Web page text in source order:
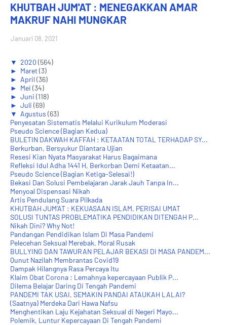
KHUTBAH JUM'AT : MENEGAKKAN AMAR
MAKRUF NAHI MUNGKAR
Januari 08, 2021
▼ 2020 (564)
► Maret(3)
► April(36)
► Mei (34)
► Juni (118)
► Juli (69)
▼ Agustus (63)
Penyesatan Sistematis Melalui Kurikulum Moderasi
Pseudo Science (Bagian Kedua)
BULETIN DAKWAH KAFFAH : KETAATAN TOTAL TERHADAP SY...
Berkurban, Bersyukur Diantara Ujian
Resesi Kian Nyata Masyarakat Harus Bagaimana
Refleksi Idul Adha 1441 H, Berkorban Demi Ketaatan...
Pseudo Science (Bagian Ketiga-Selesai!)
Bekasi Dan Solusi Pembelajaran Jarak Jauh Tanpa In...
Menyoal Dispensasi Nikah
Artis Pendulang Suara Pilkada
KHUTBAH JUM'AT : KEKUASAAN ISLAM, PERISAI UMAT
SOLUSI TUNTAS PROBLEMATIKA PENDIDIKAN DITENGAH P...
Nikah Dini? Why Not!
Pandangan Pendidikan Islam Di Masa Pandemi
Pelecehan Seksual Merebak, Moral Rusak
BULLYING DAN TAWURAN PELAJAR BEKASI DI MASA PANDEM...
Qunut Nazilah Membrantas Covid19
Dampak Hilangnya Rasa Percaya Itu
Klaim Obat Corona : Lemahnya kepercayaan Publik P...
Dilema Belajar Daring Di Tengah Pandemi
PANDEMI TAK USAI, SEMAKIN PANDAI ATAUKAH LALAI?
(Saatnya) Merdeka Dari Hawa Nafsu
Menghentikan Laju Kejahatan Seksual di Negeri Mayo...
Polemik, Luntur Kepercayaan Di Tengah Pandemi